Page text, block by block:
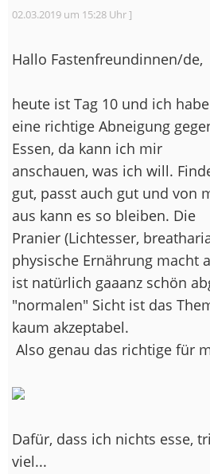
02.03.2019 um 15:28 Uhr ]
Hallo Fastenfreundinnen/de,
heute ist Tag 10 und ich habe
eine richtige Abneigung
Essen, da kann ich mir
anschauen, was ich will.
gut, passt auch gut und von
aus kann es so bleiben. Die
Pranier (Lichtesser,
physische Ernährung macht
ist natürlich gaaanz schön
"normalen" Sicht ist das
kaum akzeptabel.
Also genau das richtige für
Dafür, dass ich nichts esse,
viel...